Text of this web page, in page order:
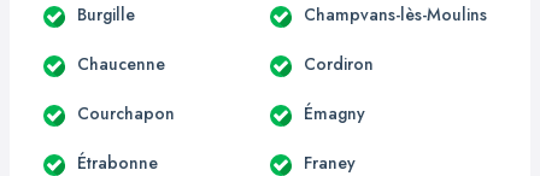
Burgille Champvans-lès-Moulins
Chaucenne Cordiron
Courchapon Émagny
Étrabonne Franey